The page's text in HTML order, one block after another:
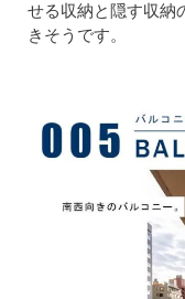
せる収納と隠す収納
きそうです。